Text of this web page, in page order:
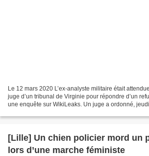
Le 12 mars 2020 L’ex-analyste militaire était
juge d’un tribunal de Virginie pour répondre d’un
une enquête sur WikiLeaks. Un juge a ordonné,
[Lille] Un chien policier mord un
lors d’une marche féministe